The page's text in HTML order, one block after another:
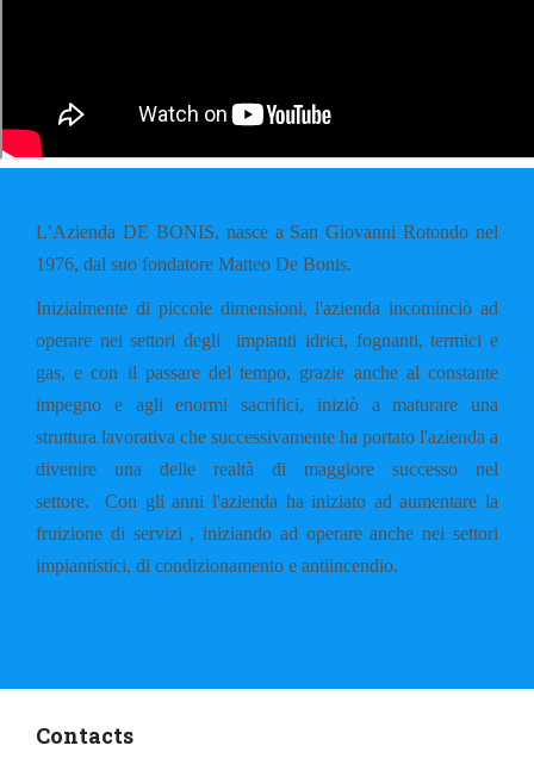
L’Azienda DE BONIS, nasce a San Giovanni Rotondo nel
1976, dal suo fondatore Matteo De Bonis.
Inizialmente di piccole dimensioni, l'azienda incominciò ad
operare nei settori degli impianti idrici, fognanti, termici e
gas, e con il passare del tempo, grazie anche al constante
impegno e agli enormi sacrifici, iniziò a maturare una
struttura lavorativa che successivamente ha portato l'azienda a
divenire una delle realtà di maggiore successo nel
settore.Con gli anni l'azienda ha iniziato ad aumentare la
fruizione di servizi , iniziando ad operare anche nei settori
impiantistici, di condizionamento e antiincendio.
Contacts